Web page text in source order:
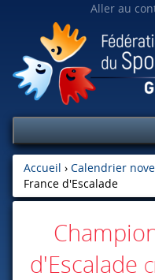
Aller au
Accueil ›Calendrier
France d'Escalade
d'Escalade